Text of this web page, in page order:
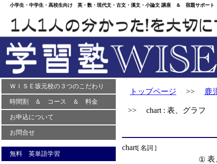
小学生・中学生・高校生向け 英・数・現代文・古文・漢文・小論文 講座 ＆ 宿題サポー
ＷＩＳＥ坂元校の３つのこだわり
時間割 ＆ コース ＆ 料金
お申込について
お問合せ
無料 英単語学習
トップページ >> 鹿
>> chart : 表、グラフ
chart[ 名詞 ]
① 表